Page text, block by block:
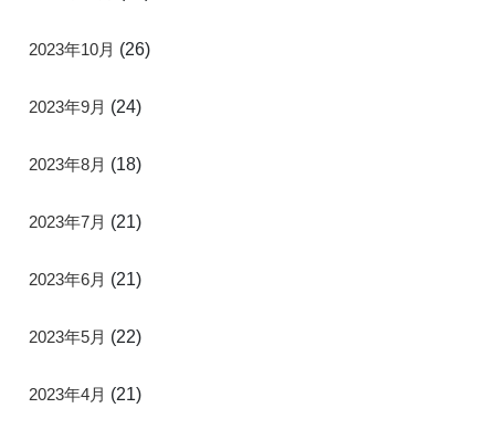
2023年10月 (26)
2023年9月 (24)
2023年8月 (18)
2023年7月 (21)
2023年6月 (21)
2023年5月 (22)
2023年4月 (21)